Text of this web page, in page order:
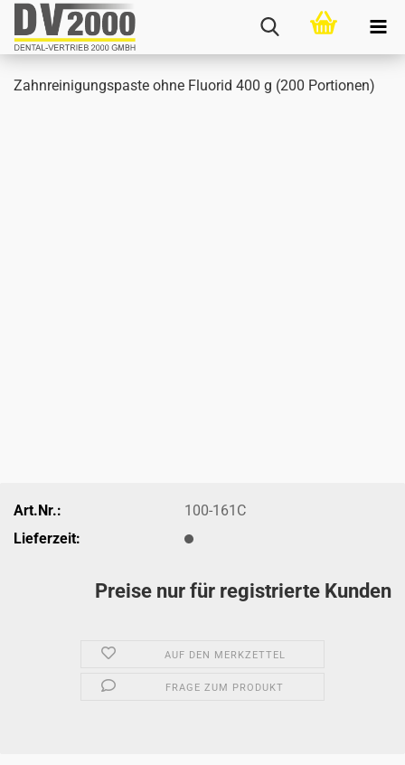
Zahn­rei­ni­gungs­pas­te ohne Fluo­rid 400 g (200 Por­tio­nen)
Art.Nr.:
100-161C
Lieferzeit:
Preise nur für registrierte Kunden
AUF DEN MERKZETTEL
FRAGE ZUM PRODUKT